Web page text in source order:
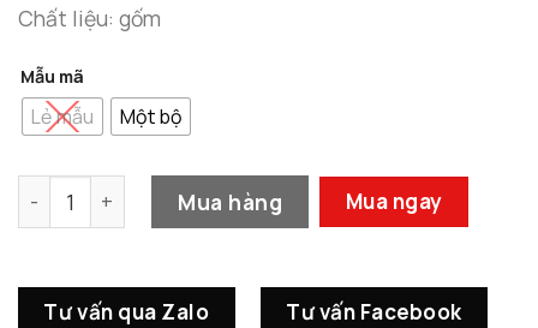
Chất liệu: gốm
Mẫu mã
Lẻ mẫu Một bộ
Thác Khói Trầm Hương Quan Thế Âm Trấn Giữ Bình An
Mua hàng Mua ngay
Tư vấn qua Zalo Tư vấn Facebook